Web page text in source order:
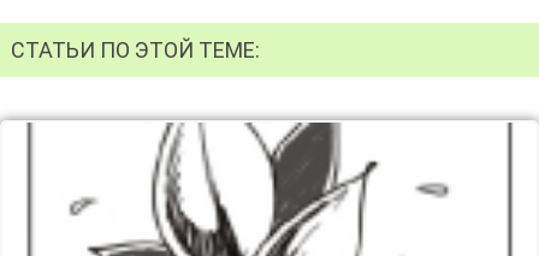
СТАТЬИ ПО ЭТОЙ ТЕМЕ: